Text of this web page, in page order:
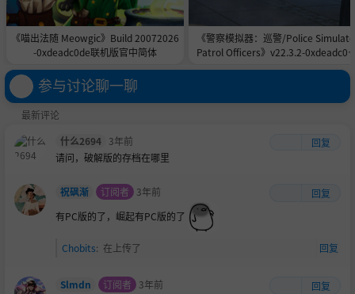
《喵出法随 Meowgic》Build 20072026
-0xdeadc0de联机版官中简体
《警察模拟器：巡警/Police
Patrol Officers》v22.3.2-
联机版官中简体
参与讨论聊一聊
最新评论
什么2694 3年前
回复
请问，破解版的存档在哪里
祝砜渐 订阅者 3年前
回复
有PC版的了，崛起有PC版的了
Chobits: 在上传了 回复
Slmdn 订阅者 3年前
回复